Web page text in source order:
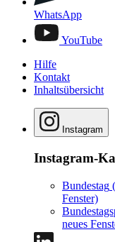
WhatsApp
YouTube
Hilfe
Kontakt
Inhaltsübersicht
Instagram
Instagram-
Bundestag
Fenster)
neues